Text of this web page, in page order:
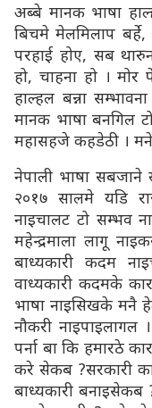
अब्बे मानक भाषा
बिचमे मेलमिलाप
परहाई होए, सब
हो, चाहना हो ।
हाल्हल बन्ना
मानक भाषा बनगिल
महासहजे कहडेठी । मने
नेपाली भाषा सबजाने
२०१७ सालमे यडि
नाइचालट टो सम्भव
महेन्द्रमाला लागू
बाध्यकारी कदम
वाध्यकारी कदमके
भाषा नाइसिखके मनै
नौकरी
पर्ना बा कि हमारठे
करे सेकब ?सरकारी
बाध्यकारी